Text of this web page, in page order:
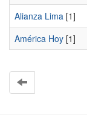
Alianza Lima [1]
América Hoy [1]